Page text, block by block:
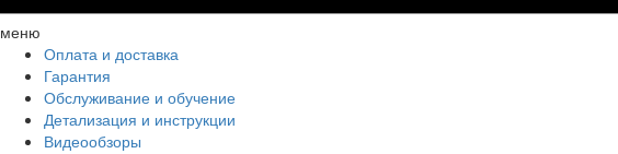
меню
Оплата и доставка
Гарантия
Обслуживание и обучение
Детализация и инструкции
Видеообзоры